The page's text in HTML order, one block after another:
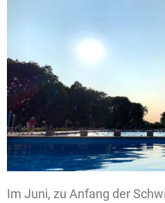
Im Juni, zu Anfang der